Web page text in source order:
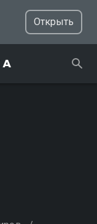
Открыть